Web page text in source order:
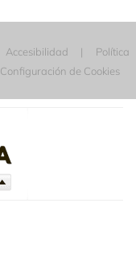
Accesibilidad
Política
Configuración de Cookies